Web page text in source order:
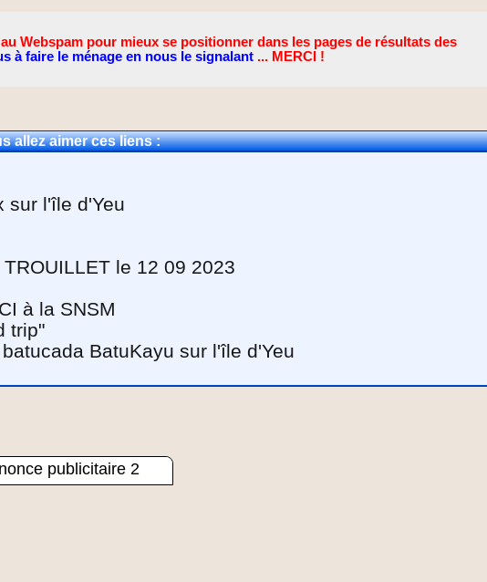
Webspam pour mieux se positionner dans les pages de résultats des
à faire le ménage en nous le signalant ... MERCI !
allez aimer ces liens :
sur l'île d'Yeu
le 12 09 2023
à la SNSM
trip"
BatuKayu sur l'île d'Yeu
publicitaire 2